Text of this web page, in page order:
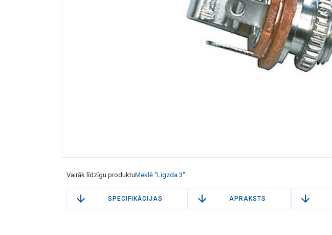
Vairāk līdzīgu produktuMeklē "Ligzda 3"
SPECIFIKĀCIJAS APRAKSTS